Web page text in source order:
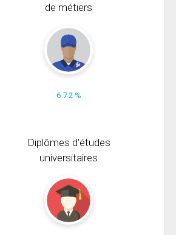
de métiers
6.72 %
Diplômes d'études
universitaires